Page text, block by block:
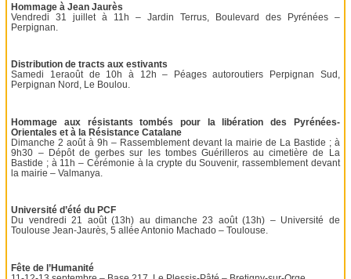
Hommage à Jean Jaurès
Vendredi 31 juillet à 11h – Jardin Terrus, Boulevard des Pyrénées –
Perpignan.
Distribution de tracts aux estivants
Samedi 1eraoût de 10h à 12h – Péages autoroutiers Perpignan Sud,
Perpignan Nord, Le Boulou.
Hommage aux résistants tombés pour la libération des Pyrénées-
Orientales et à la Résistance Catalane
Dimanche 2 août à 9h – Rassemblement devant la mairie de La Bastide ; à
9h30 – Dépôt de gerbes sur les tombes Guérilleros au cimetière de La
Bastide ; à 11h – Cérémonie à la crypte du Souvenir, rassemblement devant
la mairie – Valmanya.
Université d’été du PCF
Du vendredi 21 août (13h) au dimanche 23 août (13h) – Université de
Toulouse Jean-Jaurès, 5 allée Antonio Machado – Toulouse.
Fête de l’Humanité